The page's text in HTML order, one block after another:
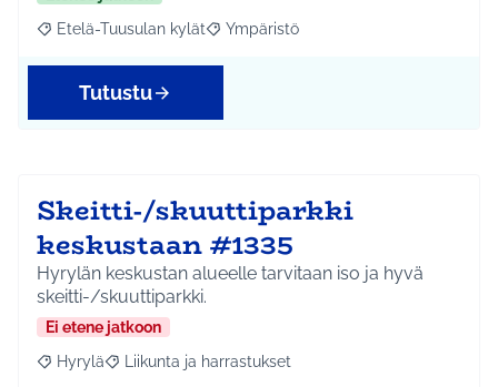
Rajaa tulokset aihepiirin mukaan: Etelä-Tuusulan kylät
Etelä-Tuusulan kylät Rajaa tulokset teeman mukaan:
Ympäristö
Tutustu
Skeitti-/skuuttiparkki
keskustaan #1335
Hyrylän keskustan alueelle tarvitaan iso ja hyvä
skeitti-/skuuttiparkki.
Ei etene jatkoon
Rajaa tulokset aihepiirin mukaan: Hyrylä
Hyrylä Rajaa tulokset teeman mukaan: Liikunta ja
Liikunta ja harrastukset